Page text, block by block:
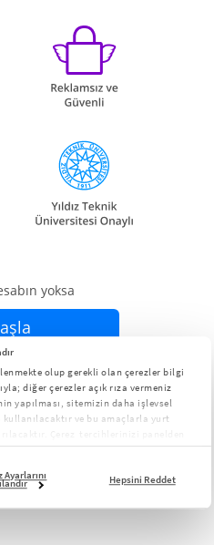
olup gerekli olan çerezler bilgi
diğer çerezler açık rıza vermeniz
yapılması, sitemizin daha işlevsel
kullanılacaktır ve bu amaçlarla yurt
Ayarlarını Hepsini Reddet
yoksa
varsaGiriş Yap